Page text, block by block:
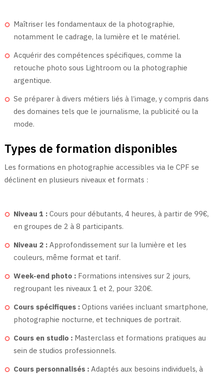
Maîtriser les fondamentaux de la photographie,
notamment le cadrage, la lumière et le matériel.
Acquérir des compétences spécifiques, comme la
retouche photo sous Lightroom ou la photographie
argentique.
Se préparer à divers métiers liés à l’image, y compris dans
des domaines tels que le journalisme, la publicité ou la
mode.
Types de formation disponibles
Les formations en photographie accessibles via le CPF se
déclinent en plusieurs niveaux et formats :
Niveau 1 : Cours pour débutants, 4 heures, à partir de 99€,
en groupes de 2 à 8 participants.
Niveau 2 : Approfondissement sur la lumière et les
couleurs, même format et tarif.
Week-end photo : Formations intensives sur 2 jours,
regroupant les niveaux 1 et 2, pour 320€.
Cours spécifiques : Options variées incluant smartphone,
photographie nocturne, et techniques de portrait.
Cours en studio : Masterclass et formations pratiques au
sein de studios professionnels.
Cours personnalisés : Adaptés aux besoins individuels, à